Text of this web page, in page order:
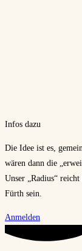
Infos dazu
Die Idee ist es,
wären dann die
Unser „Radius“
Fürth sein.
Anmelden